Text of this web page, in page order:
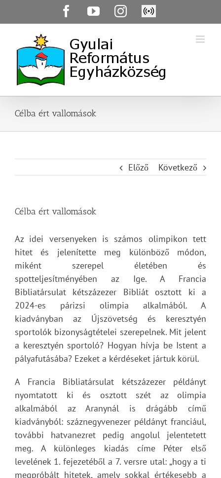
FacebookYouTubeInstagram
Élő
közvetítés
Célba ért vallomások
Előző Következő
Célba ért vallomások
Az idei versenyeken is számos olimpikon tett
hitet és jelenítette meg különböző módon,
miként szerepel életében és
spotteljesítményében az Ige. A Francia
Bibliatársulat kétszázezer Bibliát osztott ki a
2024-es párizsi olimpia alkalmából. A
kiadványban az Újszövetség és keresztyén
sportolók bizonyságtételei szerepelnek. Mit jelent
a keresztyén sportoló? Hogyan hívja be Istent a
pályafutásába? Ezeket a kérdéseket jártuk körül.
A Francia Bibliatársulat kétszázezer példányt
nyomtatott ki és osztott szét az olimpia
alkalmából az Aranynál is drágább című
kiadványból: száznegyvenezer példányt franciául,
további hatvanezret pedig angolul jelentetett
meg. A különleges kiadás címe Péter első
levelének 1. fejezetéből a 7. versre utal: „hogy a ti
megpróbált hitetek, amely sokkal értékesebb a